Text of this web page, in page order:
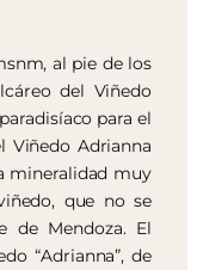
al pie de los
del Viñedo
para el
Viñedo Adrianna
mineralidad muy
que no se
de Mendoza. El
“Adrianna”, de